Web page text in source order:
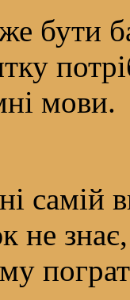
бути
мови.
самій